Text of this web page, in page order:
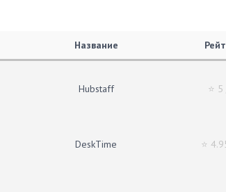
Название
Hubstaff ⭐ 5
DeskTime ⭐